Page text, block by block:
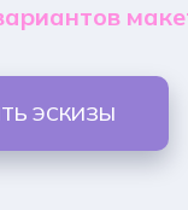
ЭСКИЗЫ